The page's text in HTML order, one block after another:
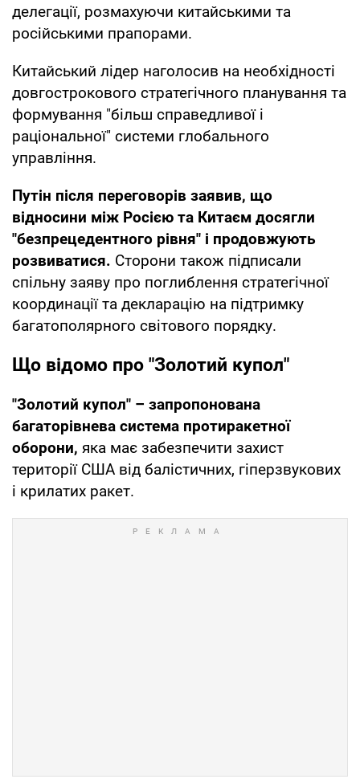
делегації, розмахуючи китайськими та
російськими прапорами.
Китайський лідер наголосив на необхідності
довгострокового стратегічного планування та
формування "більш справедливої і
раціональної" системи глобального
управління.
Путін після переговорів заявив, що
відносини між Росією та Китаєм досягли
"безпрецедентного рівня" і продовжують
розвиватися. Сторони також підписали
спільну заяву про поглиблення стратегічної
координації та декларацію на підтримку
багатополярного світового порядку.
Що відомо про "Золотий купол"
"Золотий купол" – запропонована
багаторівнева система протиракетної
оборони, яка має забезпечити захист
території США від балістичних, гіперзвукових
і крилатих ракет.